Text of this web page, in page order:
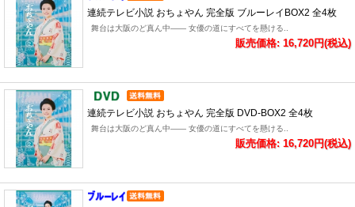
連続テレビ小説 おちょやん 完全版 ブルーレイBOX2 全4枚
舞台は大阪のど真ん中―― 女優の道にすべてを懸ける..
販売価格: 16,720円(税込)
連続テレビ小説 おちょやん 完全版 DVD-BOX2 全4枚
舞台は大阪のど真ん中―― 女優の道にすべてを懸ける..
販売価格: 16,720円(税込)